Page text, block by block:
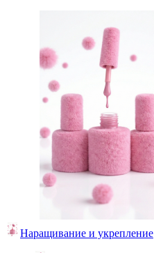
Наращивание и укрепление